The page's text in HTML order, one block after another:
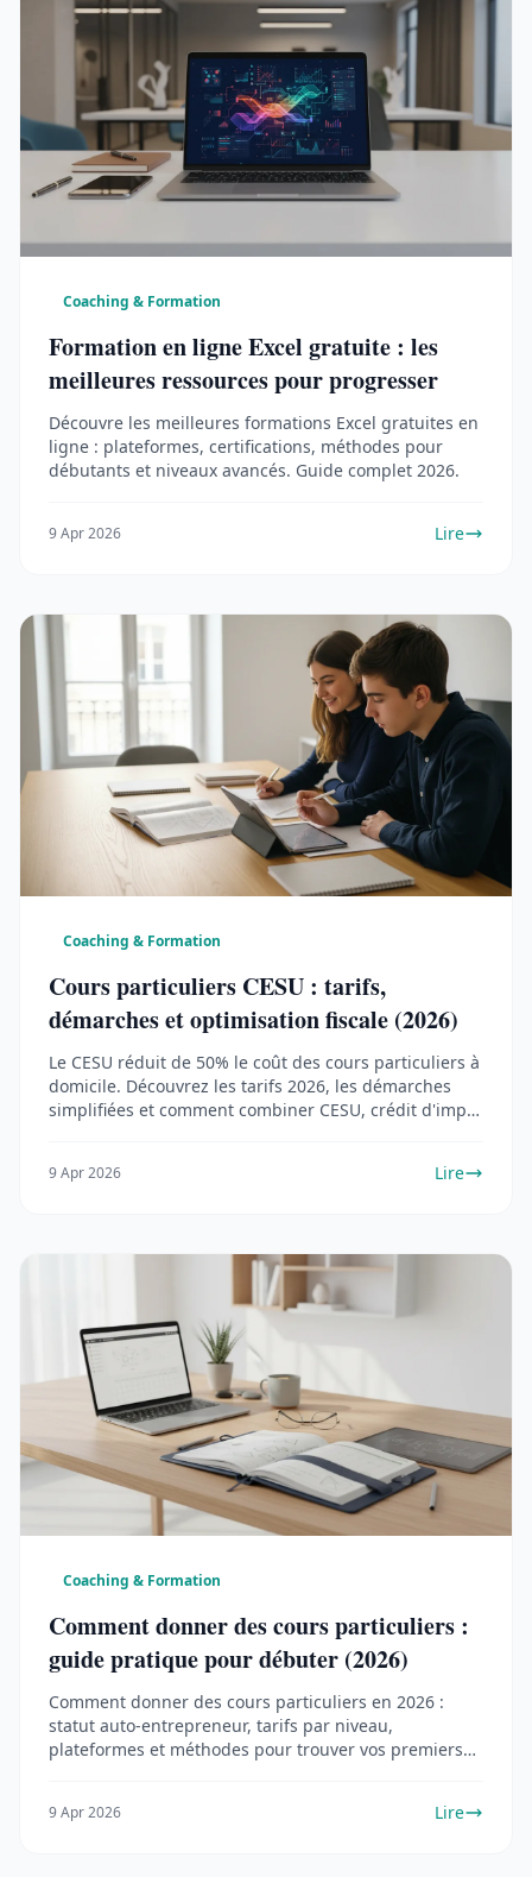
Coaching & Formation
Formation en ligne Excel gratuite : les
meilleures ressources pour progresser
Découvre les meilleures formations Excel gratuites en
ligne : plateformes, certifications, méthodes pour
débutants et niveaux avancés. Guide complet 2026.
9 Apr 2026 Lire
Coaching & Formation
Cours particuliers CESU : tarifs,
démarches et optimisation fiscale (2026)
Le CESU réduit de 50% le coût des cours particuliers à
domicile. Découvrez les tarifs 2026, les démarches
simplifiées et comment combiner CESU, crédit d'impôt
9 Apr 2026 Lire
Coaching & Formation
Comment donner des cours particuliers :
guide pratique pour débuter (2026)
Comment donner des cours particuliers en 2026 :
statut auto-entrepreneur, tarifs par niveau,
plateformes et méthodes pour trouver vos premiers
9 Apr 2026 Lire